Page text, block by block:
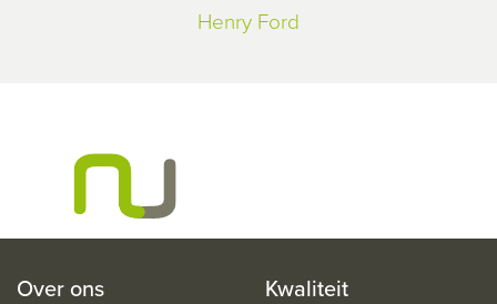
Henry Ford
Over ons Kwaliteit